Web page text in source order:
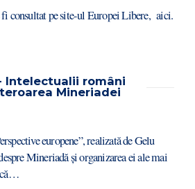
consultat pe site-ul Europei Libere,aici.
Intelectualii români
Mineriadei
europene”, realizată de Gelu
Mineriadă și organizarea ei ale mai